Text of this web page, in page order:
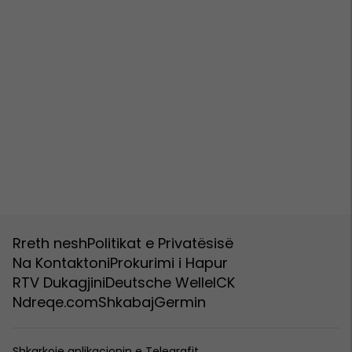
Rreth neshPolitikat e Privatësisë
Na KontaktoniProkurimi i Hapur
RTV DukagjiniDeutsche WelleICK
Ndreqe.comShkabajGermin